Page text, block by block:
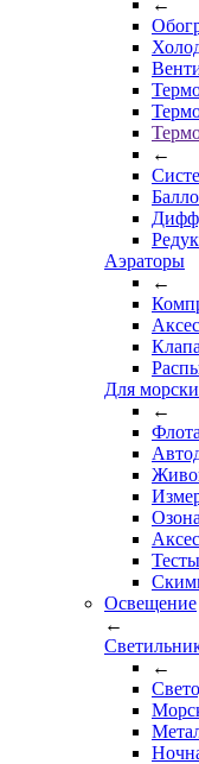
←
←
Аэраторы
←
Для
←
Тесты
Освещение
←
←